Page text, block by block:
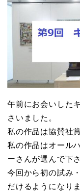
午前にお会いした
さいました。
私の作品は協賛社
私の作品はオール
ーさんが選んで下
今回から初の試み
だけるようになり